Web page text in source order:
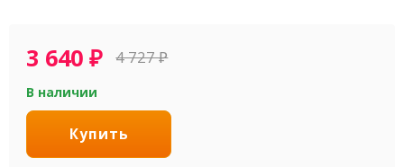
3 640₽ 4 727₽
В наличии
Купить